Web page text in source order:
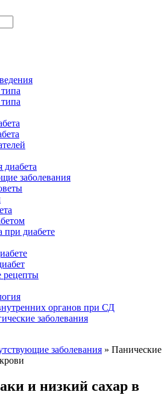
заболевания
при диабете
рецепты
органов при СД
заболевания
заболевания » Панические
и низкий сахар в